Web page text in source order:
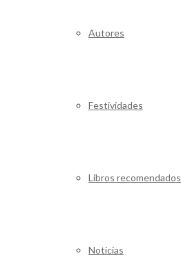
Autores
Festividades
Libros recomendados
Noticias